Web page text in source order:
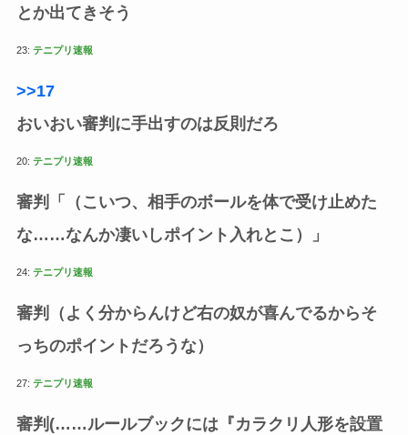
とか出てきそう
23: テニプリ速報
>>17
おいおい審判に手出すのは反則だろ
20: テニプリ速報
審判「（こいつ、相手のボールを体で受け止めた
な……なんか凄いしポイント入れとこ）」
24: テニプリ速報
審判（よく分からんけど右の奴が喜んでるからそ
っちのポイントだろうな）
27: テニプリ速報
審判(……ルールブックには『カラクリ人形を設置